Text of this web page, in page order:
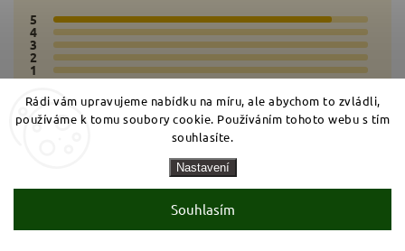
Rádi vám upravujeme nabídku na míru, ale abychom to zvládli,
používáme k tomu soubory cookie. Používáním tohoto webu s tím
souhlasíte.
Nastavení
Souhlasím
5 2x
4 0x
3 0x
2 0x
1 0x
Přidat hodnocení